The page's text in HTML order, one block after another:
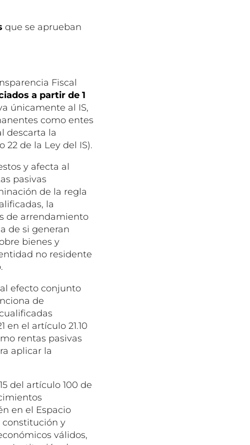
que se aprueban
Fiscal
a partir de 1
únicamente al IS,
como entes
descarta la
de la Ley del IS).
y afecta al
pasivas
de la regla
la
de arrendamiento
de si generan
bienes y
no residente
efecto conjunto
de
en el artículo 21.10
rentas pasivas
aplicar la
del artículo 100 de
en el Espacio
constitución y
válidos,